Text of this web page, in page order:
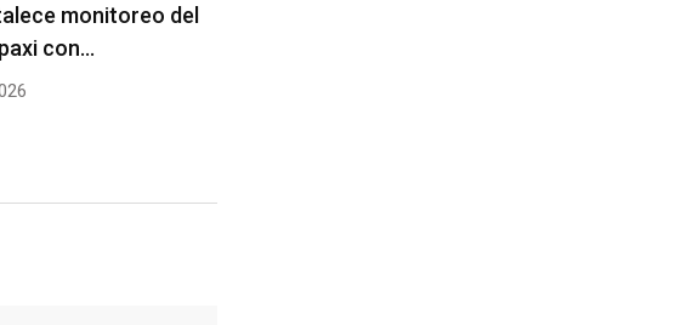
monitoreo del
con…